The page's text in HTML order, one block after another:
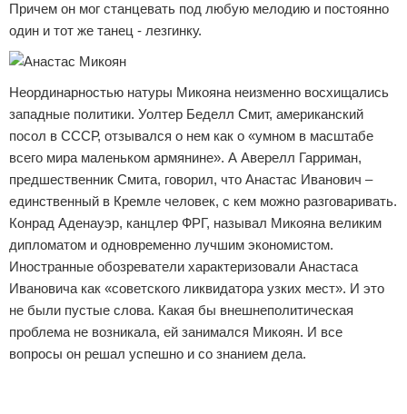
Причем он мог станцевать под любую мелодию и постоянно
один и тот же танец - лезгинку.
Неординарностью натуры Микояна неизменно восхищались
западные политики. Уолтер Беделл Смит, американский
посол в СССР, отзывался о нем как о «умном в масштабе
всего мира маленьком армянине». А Аверелл Гарриман,
предшественник Смита, говорил, что Анастас Иванович –
единственный в Кремле человек, с кем можно разговаривать.
Конрад Аденауэр, канцлер ФРГ, называл Микояна великим
дипломатом и одновременно лучшим экономистом.
Иностранные обозреватели характеризовали Анастаса
Ивановича как «советского ликвидатора узких мест». И это
не были пустые слова. Какая бы внешнеполитическая
проблема не возникала, ей занимался Микоян. И все
вопросы он решал успешно и со знанием дела.